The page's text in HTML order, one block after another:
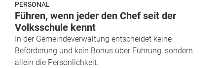
PERSONAL
Führen, wenn jeder den Chef seit der
Volksschule kennt
In der Gemeindeverwaltung entscheidet keine
Beförderung und kein Bonus über Führung, sondern
allein die Persönlichkeit.